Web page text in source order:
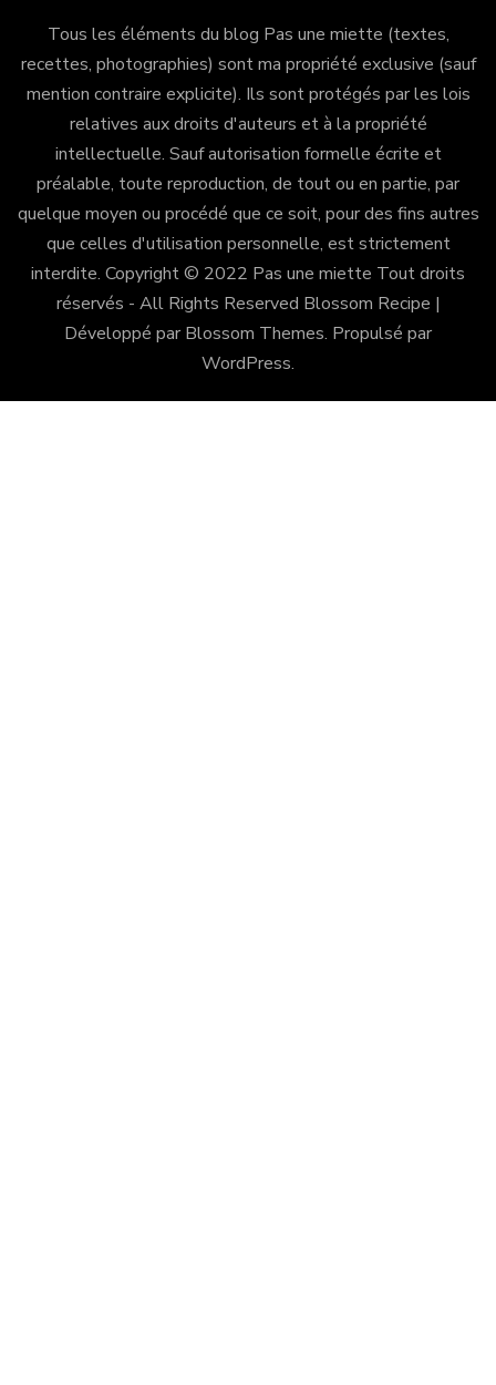
Tous les éléments du blog Pas une miette (textes,
recettes, photographies) sont ma propriété exclusive (sauf
mention contraire explicite). Ils sont protégés par les lois
relatives aux droits d'auteurs et à la propriété
intellectuelle. Sauf autorisation formelle écrite et
préalable, toute reproduction, de tout ou en partie, par
quelque moyen ou procédé que ce soit, pour des fins autres
que celles d'utilisation personnelle, est strictement
interdite. Copyright © 2022 Pas une miette Tout droits
réservés - All Rights Reserved Blossom Recipe |
Développé par Blossom Themes. Propulsé par
WordPress.